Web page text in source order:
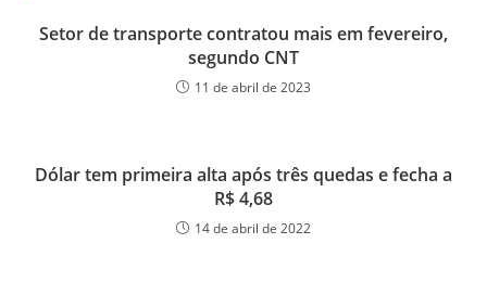
Setor de transporte contratou mais em fevereiro,
segundo CNT
11 de abril de 2023
Dólar tem primeira alta após três quedas e fecha a
R$ 4,68
14 de abril de 2022